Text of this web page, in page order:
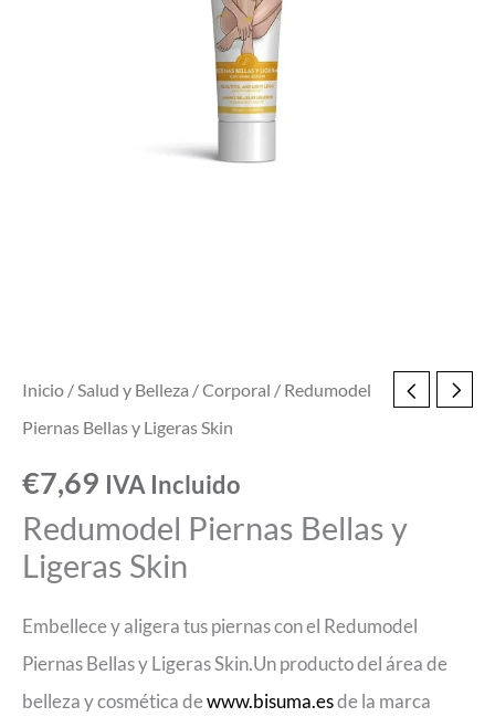
Inicio /Salud y Belleza /Corporal / Redumodel
Piernas Bellas y Ligeras Skin
€7,69 IVA Incluido
Redumodel Piernas Bellas y
Ligeras Skin
Embellece y aligera tus piernas con el Redumodel
Piernas Bellas y Ligeras Skin.Un producto del área de
belleza y cosmética dewww.bisuma.esde la marca